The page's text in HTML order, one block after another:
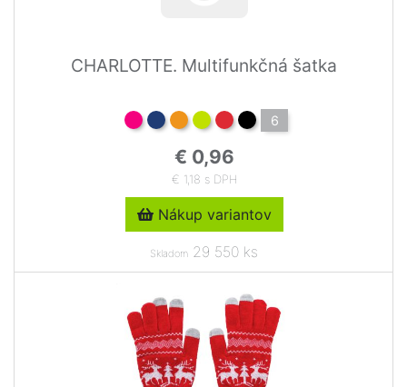
CHARLOTTE. Multifunkčná šatka
6
€ 0,96
€ 1,18 s DPH
Nákup variantov
Skladom 29 550 ks